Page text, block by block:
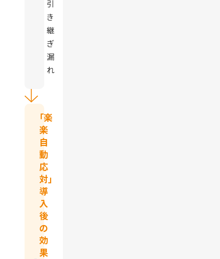
引
き
継
ぎ
漏
れ
「楽
楽
自
動
応
対」
導
入
後
の
効
果